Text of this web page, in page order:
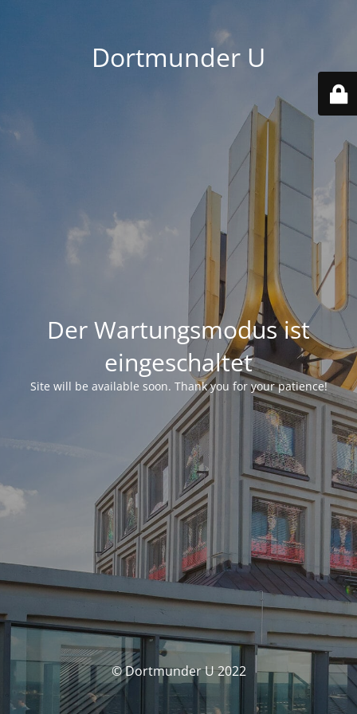
Dortmunder U
Der Wartungsmodus ist
eingeschaltet
Site will be available soon. Thank you for your patience!
© Dortmunder U 2022